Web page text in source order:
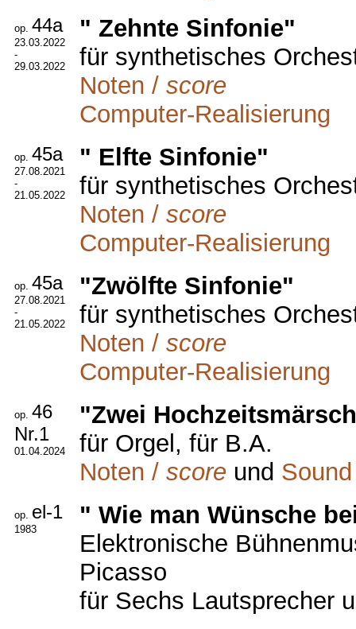
op. 44a
23.03.2022
-
29.03.2022
" Zehnte Sinfonie"
für synthetisches
Noten / score
Computer-Realisierung
op. 45a
27.08.2021
-
21.05.2022
" Elfte Sinfonie"
für synthetisches
Noten / score
Computer-Realisierung
op. 45a
27.08.2021
-
21.05.2022
"Zwölfte Sinfonie"
für synthetisches
Noten / score
Computer-Realisierung
op. 46
Nr.1
01.04.2024
"Zwei
für Orgel, für B.A.
Noten / score und Sound
op. el-1
1983
" Wie man Wünsche
Elektronische
Picasso
für Sechs Lautsprecher